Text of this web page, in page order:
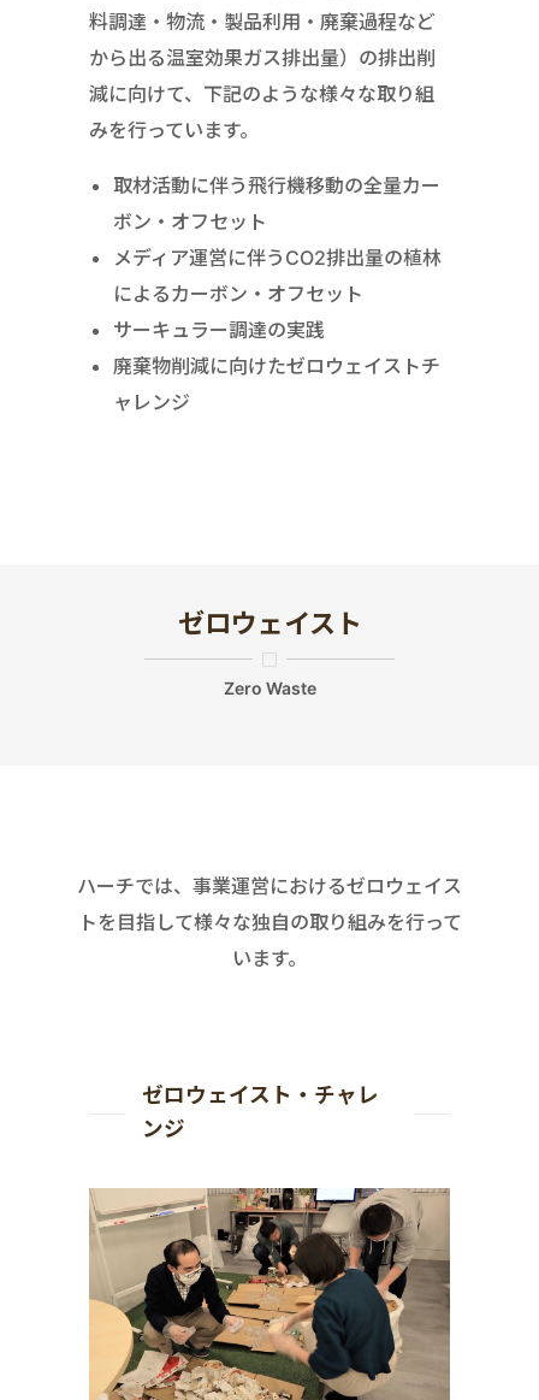
料調達・物流・製品利用・廃棄過程など
から出る温室効果ガス排出量）の排出削
減に向けて、下記のような様々な取り組
みを行っています。
取材活動に伴う飛行機移動の全量カー
ボン・オフセット
メディア運営に伴うCO2排出量の植林
によるカーボン・オフセット
サーキュラー調達の実践
廃棄物削減に向けたゼロウェイストチ
ャレンジ
ゼロウェイスト
Zero Waste
ハーチでは、事業運営におけるゼロウェイス
トを目指して様々な独自の取り組みを行って
います。
ゼロウェイスト・チャレ
ンジ